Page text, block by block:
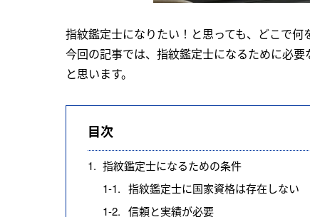
指紋鑑定士になりたい！と思っても、どこで何
今回の記事では、指紋鑑定士になるために必
と思います。
目次
1. 指紋鑑定士になるための条件
1-1. 指紋鑑定士に国家資格は存在しない
1-2. 信頼と実績が必要